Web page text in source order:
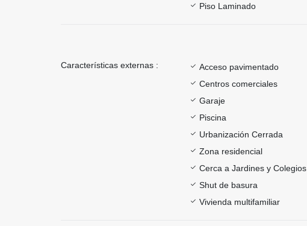
Piso Laminado
Características externas : Acceso pavimentado
Centros comerciales
Garaje
Piscina
Urbanización Cerrada
Zona residencial
Cerca a Jardines y Colegios
Shut de basura
Vivienda multifamiliar